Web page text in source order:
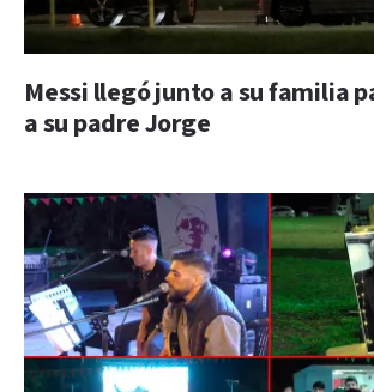
Messi llegó junto a su familia
a su padre Jorge